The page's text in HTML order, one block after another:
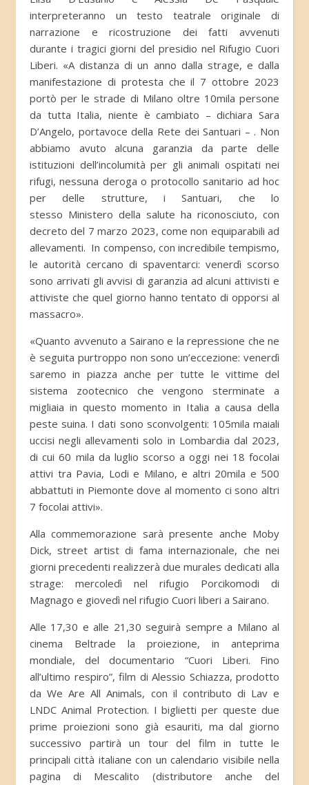
interpreteranno un testo teatrale originale di
narrazione e ricostruzione dei fatti avvenuti
durante i tragici giorni del presidio nel Rifugio Cuori
Liberi. «A distanza di un anno dalla strage, e dalla
manifestazione di protesta che il 7 ottobre 2023
portò per le strade di Milano oltre 10mila persone
da tutta Italia, niente è cambiato – dichiara Sara
D’Angelo, portavoce della Rete dei Santuari – . Non
abbiamo avuto alcuna garanzia da parte delle
istituzioni dell’incolumità per gli animali ospitati nei
rifugi, nessuna deroga o protocollo sanitario ad hoc
per delle strutture, i Santuari, che lo
stesso Ministero della salute ha riconosciuto, con
decreto del 7 marzo 2023, come non equiparabili ad
allevamenti. In compenso, con incredibile tempismo,
le autorità cercano di spaventarci: venerdì scorso
sono arrivati gli avvisi di garanzia ad alcuni attivisti e
attiviste che quel giorno hanno tentato di opporsi al
massacro».
«Quanto avvenuto a Sairano e la repressione che ne
è seguita purtroppo non sono un’eccezione: venerdì
saremo in piazza anche per tutte le vittime del
sistema zootecnico che vengono sterminate a
migliaia in questo momento in Italia a causa della
peste suina. I dati sono sconvolgenti: 105mila maiali
uccisi negli allevamenti solo in Lombardia dal 2023,
di cui 60 mila da luglio scorso a oggi nei 18 focolai
attivi tra Pavia, Lodi e Milano, e altri 20mila e 500
abbattuti in Piemonte dove al momento ci sono altri
7 focolai attivi».
Alla commemorazione sarà presente anche Moby
Dick, street artist di fama internazionale, che nei
giorni precedenti realizzerà due murales dedicati alla
strage: mercoledì nel rifugio Porcikomodi di
Magnago e giovedì nel rifugio Cuori liberi a Sairano.
Alle 17,30 e alle 21,30 seguirà sempre a Milano al
cinema Beltrade la proiezione, in anteprima
mondiale, del documentario “Cuori Liberi. Fino
all’ultimo respiro”, film di Alessio Schiazza, prodotto
da We Are All Animals, con il contributo di Lav e
LNDC Animal Protection. I biglietti per queste due
prime proiezioni sono già esauriti, ma dal giorno
successivo partirà un tour del film in tutte le
principali città italiane con un calendario visibile nella
pagina di Mescalito (distributore anche del